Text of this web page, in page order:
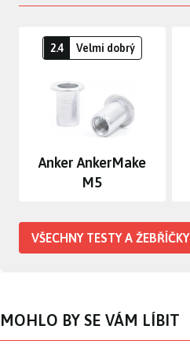
2.4 Velmi dobrý
Anker AnkerMake
M5
VŠECHNY TESTY A ŽEBŘÍČKY
MOHLO BY SE VÁM LÍBIT